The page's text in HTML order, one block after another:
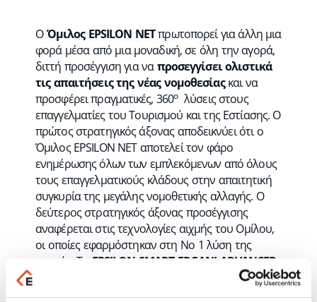
ΟΌμιλος EPSILON NETπρωτοπορεί για άλλη μια
φορά μέσα από μια μοναδική, σε όλη την αγορά,
διττή προσέγγιση για ναπροσεγγίσει ολιστικά
τις απαιτήσεις της νέας νομοθεσίαςκαι να
προσφέρει πραγματικές, 360ολύσεις στους
επαγγελματίες του Τουρισμού και της Εστίασης. Ο
πρώτος στρατηγικός άξονας αποδεικνύει ότι ο
Όμιλος EPSILON NET αποτελεί τον φάρο
ενημέρωσης όλων των εμπλεκόμενων από όλους
τους επαγγελματικούς κλάδους στην απαιτητική
συγκυρία της μεγάλης νομοθετικής αλλαγής. Ο
δεύτερος στρατηγικός άξονας προσέγγισης
αναφέρεται στις τεχνολογίες αιχμής του Ομίλου,
οι οποίες εφαρμόστηκαν στη Νο 1 λύση της
αγοράς. Το EPSILON SMART ERGANI ADVANCED
η πλέον αναβαθμισμένη cloud υπηρεσία αποτελεί
τη μοναδική λύση της αγοράς που συνδέει online